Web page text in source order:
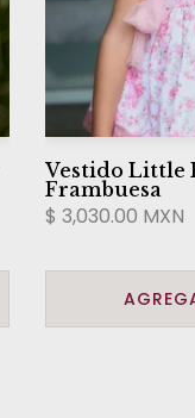
Vestido Little
Frambuesa
$ 3,030.00 MXN